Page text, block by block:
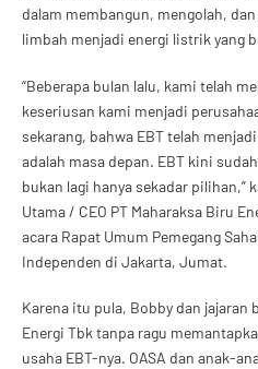
dalam membangun, mengolah,
limbah menjadi energi listrik yang
“Beberapa bulan lalu, kami telah
keseriusan kami menjadi
sekarang, bahwa EBT telah
adalah masa depan. EBT kini
bukan lagi hanya sekadar pilihan,”
Utama / CEO PT Maharaksa Biru
acara Rapat Umum Pemegang
Independen di Jakarta, Jumat.
Karena itu pula, Bobby dan jajaran
Energi Tbk tanpa ragu
usaha EBT-nya. OASA dan anak-